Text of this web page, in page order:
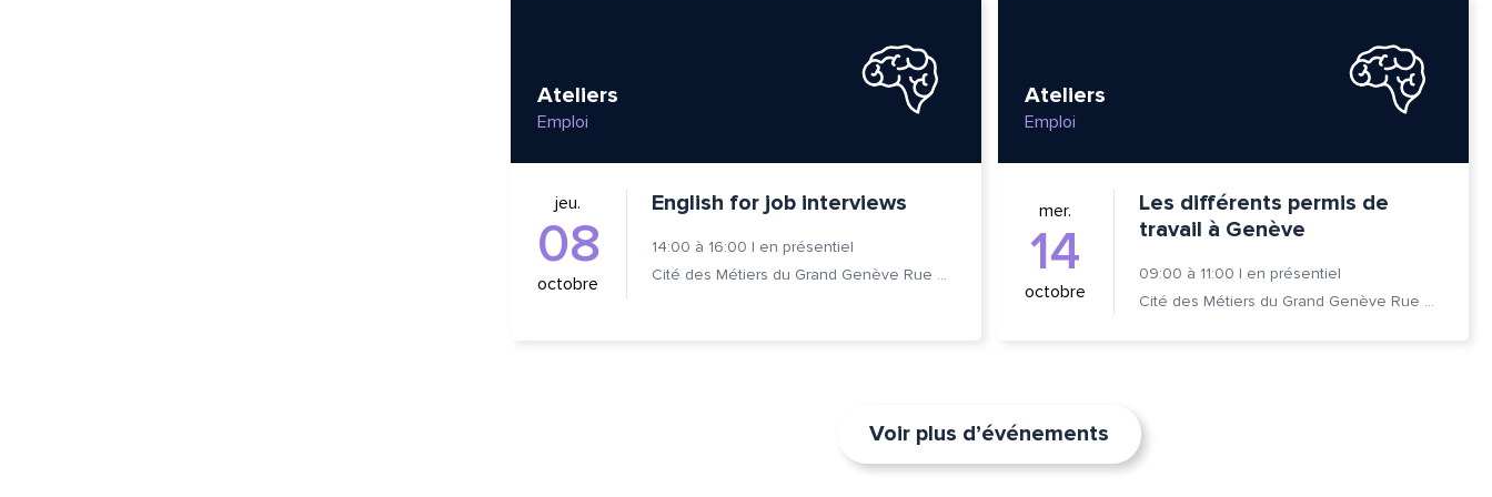
Ateliers
Emploi
jeu.
08
octobre
English for job interviews
14:00 à 16:00 | en présentiel
Cité des Métiers du Grand Genève Rue Prévost-Martin 6 1205 Genève
Ateliers
Emploi
mer.
14
octobre
Les différents permis de
travail à Genève
09:00 à 11:00 | en présentiel
Cité des Métiers du Grand Genève Rue Prévost-Martin 6 1205 Genève
Voir plus d’événements